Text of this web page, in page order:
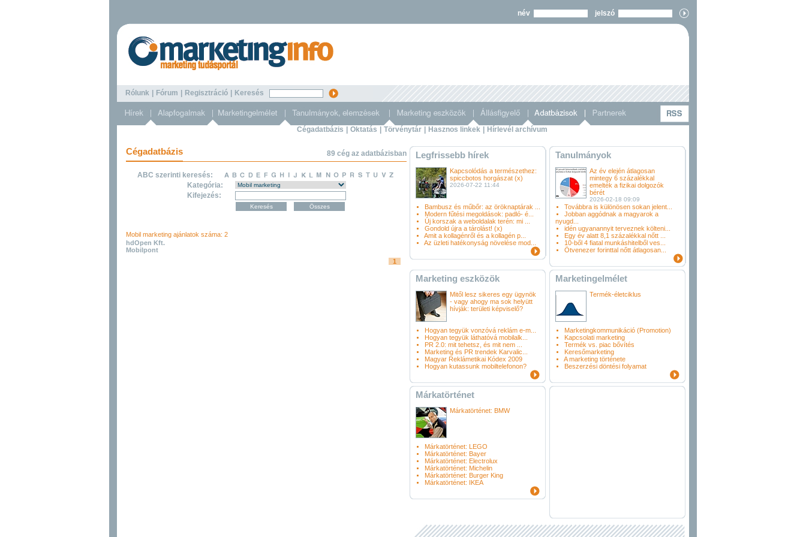
név jelszó
Rólunk Fórum Regisztráció Keresés
Cégadatbázis Oktatás Törvénytár Hasznos linkek Hírlevél archívum
Cégadatbázis 89 cég az adatbázisban
ABC szerinti keresés:
Kategória:
Kifejezés:
Mobil marketing ajánlatok száma: 2
hdOpen Kft.
Mobilpont
1
Legfrissebb hírek
Kapcsolódás a természethez:
spiccbotos horgászat (x)
2026-07-22 11:44
Bambusz és műbőr: az öröknaptárak ...
Modern fűtési megoldások: padló- é...
Új korszak a weboldalak terén: mi ...
Gondold újra a tárolást! (x)
Amit a kollagénről és a kollagén p...
Az üzleti hatékonyság növelése mod...
Tanulmányok
Az év elején átlagosan
mintegy 6 százalékkal
emelték a fizikai dolgozók
bérét
2026-02-18 09:09
Továbbra is különösen sokan jelent...
Jobban aggódnak a magyarok a
nyugd...
idén ugyanannyit terveznek költeni...
Egy év alatt 8,1 százalékkal nőtt ...
10-ből 4 fiatal munkáshitelből ves...
Ötvenezer forinttal nőtt átlagosan...
Marketing eszközök
Mitől lesz sikeres egy ügynök
- vagy ahogy ma sok helyütt
hívják: területi képviselő?
Hogyan tegyük vonzóvá reklám e-m...
Hogyan tegyük láthatóvá mobilalk...
PR 2.0: mit tehetsz, és mit nem ...
Marketing és PR trendek Karvalic...
Magyar Reklámetikai Kódex 2009
Hogyan kutassunk mobiltelefonon?
Marketingelmélet
Termék-életciklus
Marketingkommunikáció (Promotion)
Kapcsolati marketing
Termék vs. piac bővítés
Keresőmarketing
A marketing története
Beszerzési döntési folyamat
Márkatörténet
Márkatörténet: BMW
Márkatörténet: LEGO
Márkatörténet: Bayer
Márkatörténet: Electrolux
Márkatörténet: Michelin
Márkatörténet: Burger King
Márkatörténet: IKEA